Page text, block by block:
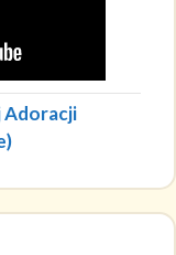
Adoracji